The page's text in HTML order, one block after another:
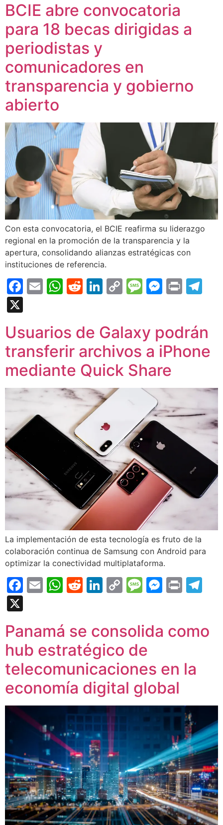
BCIE abre convocatoria
para 18 becas dirigidas a
periodistas y
comunicadores en
transparencia y gobierno
abierto
Con esta convocatoria, el BCIE reafirma su liderazgo
regional en la promoción de la transparencia y la
apertura, consolidando alianzas estratégicas con
instituciones de referencia.
Facebook
EmailWhatsApp
Reddit
LinkedIn
CopyMessage
Print
Usuarios de Galaxy podrán
transferir archivos a iPhone
mediante Quick Share
La implementación de esta tecnología es fruto de la
colaboración continua de Samsung con Android para
optimizar la conectividad multiplataforma.
Facebook
EmailWhatsApp
Reddit
LinkedIn
CopyMessage
Print
Panamá se consolida como
hub estratégico de
telecomunicaciones en la
economía digital global